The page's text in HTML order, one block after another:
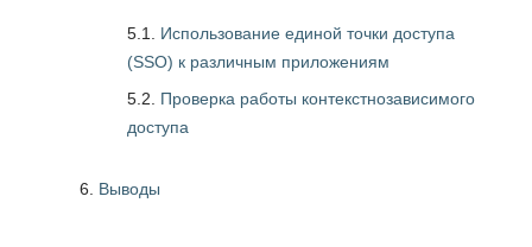
5.1. Использование единой точки доступа
(SSO) к различным приложениям
5.2. Проверка работы контекстнозависимого
доступа
Выводы